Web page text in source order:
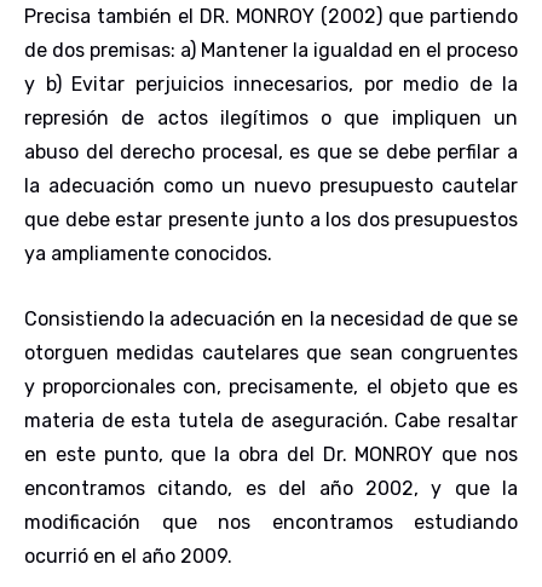
Precisa también el DR. MONROY (2002) que partiendo
de dos premisas: a) Mantener la igualdad en el proceso
y b) Evitar perjuicios innecesarios, por medio de la
represión de actos ilegítimos o que impliquen un
abuso del derecho procesal, es que se debe perfilar a
la adecuación como un nuevo presupuesto cautelar
que debe estar presente junto a los dos presupuestos
ya ampliamente conocidos.
Consistiendo la adecuación en la necesidad de que se
otorguen medidas cautelares que sean congruentes
y proporcionales con, precisamente, el objeto que es
materia de esta tutela de aseguración. Cabe resaltar
en este punto, que la obra del Dr. MONROY que nos
encontramos citando, es del año 2002, y que la
modificación que nos encontramos estudiando
ocurrió en el año 2009.